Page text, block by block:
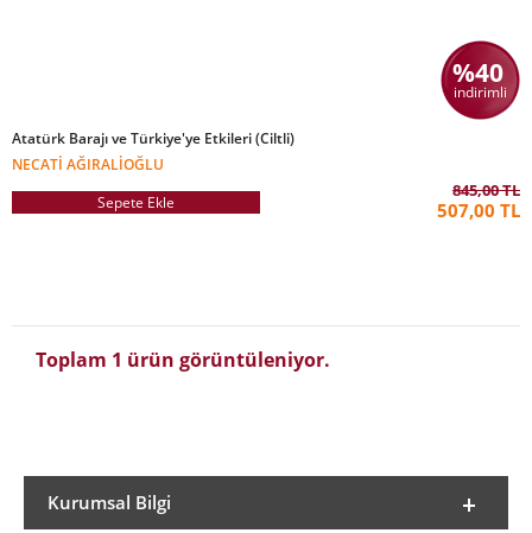
%40
indirimli
Atatürk Barajı ve Türkiye'ye Etkileri (Ciltli)
NECATI AĞIRALIOĞLU
Sepete Ekle
845,00 TL
507,00 TL
Toplam 1 ürün görüntüleniyor.
Kurumsal Bilgi